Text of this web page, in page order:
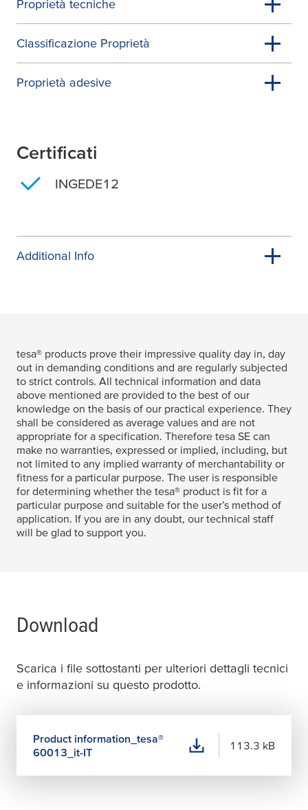
Proprietà tecniche
Classificazione Proprietà
Proprietà adesive
Certificati
INGEDE12
Additional Info
tesa® products prove their impressive quality day in, day
out in demanding conditions and are regularly subjected
to strict controls. All technical information and data
above mentioned are provided to the best of our
knowledge on the basis of our practical experience. They
shall be considered as average values and are not
appropriate for a specification. Therefore tesa SE can
make no warranties, expressed or implied, including, but
not limited to any implied warranty of merchantability or
fitness for a particular purpose. The user is responsible
for determining whether the tesa® product is fit for a
particular purpose and suitable for the user’s method of
application. If you are in any doubt, our technical staff
will be glad to support you.
Download
Scarica i file sottostanti per ulteriori dettagli tecnici
e informazioni su questo prodotto.
Product information_ tesa®
60013_it-IT
113.3 kB